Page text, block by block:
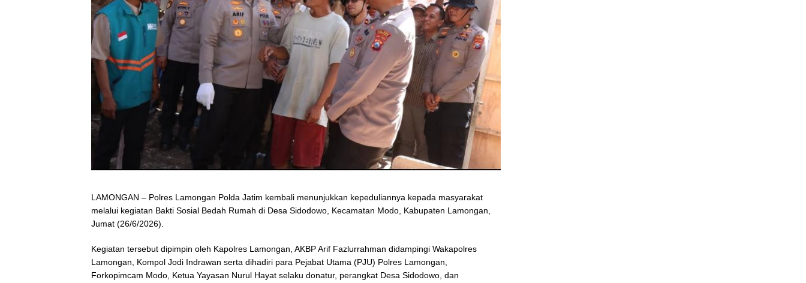
LAMONGAN – Polres Lamongan Polda Jatim kembali menunjukkan kepeduliannya kepada masyarakat
melalui kegiatan Bakti Sosial Bedah Rumah di Desa Sidodowo, Kecamatan Modo, Kabupaten Lamongan,
Jumat (26/6/2026).
Kegiatan tersebut dipimpin oleh Kapolres Lamongan, AKBP Arif Fazlurrahman didampingi Wakapolres
Lamongan, Kompol Jodi Indrawan serta dihadiri para Pejabat Utama (PJU) Polres Lamongan,
Forkopimcam Modo, Ketua Yayasan Nurul Hayat selaku donatur, perangkat Desa Sidodowo, dan